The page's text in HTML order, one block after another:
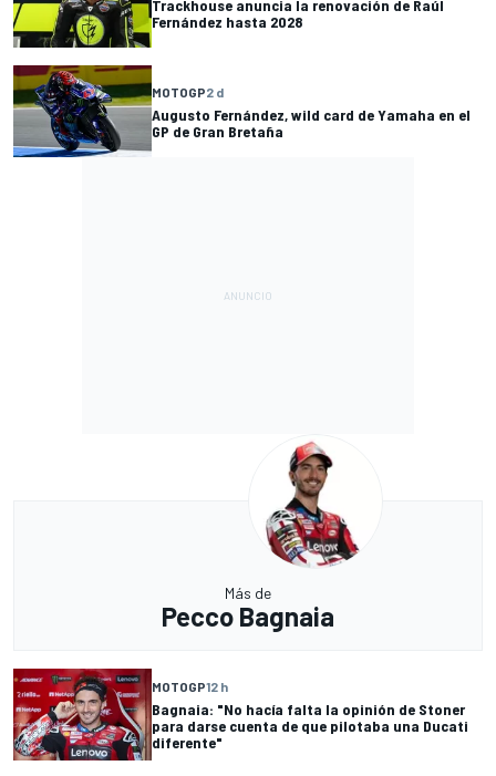
Trackhouse anuncia la renovación de Raúl
Fernández hasta 2028
MOTOGP2 d
Augusto Fernández, wild card de Yamaha en el
GP de Gran Bretaña
Más de
Pecco Bagnaia
MOTOGP12 h
Bagnaia: "No hacía falta la opinión de Stoner
para darse cuenta de que pilotaba una Ducati
diferente"